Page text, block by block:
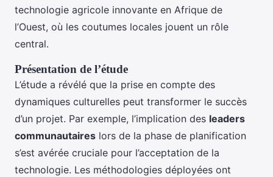
technologie agricole innovante en Afrique de
l’Ouest, où les coutumes locales jouent un rôle
central.
Présentation de l’étude
L’étude a révélé que la prise en compte des
dynamiques culturelles peut transformer le succès
d’un projet. Par exemple, l’implication des leaders
communautaires lors de la phase de planification
s’est avérée cruciale pour l’acceptation de la
technologie. Les méthodologies déployées ont